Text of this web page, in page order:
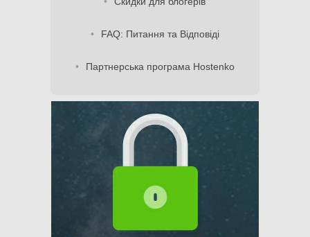
FAQ: Питання та Відповіді
Партнерська програма Hostenko